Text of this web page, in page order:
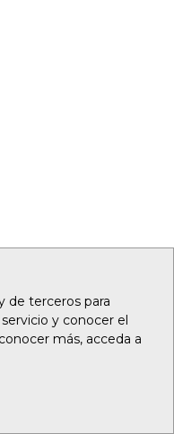
de terceros para
y conocer el
más, acceda a